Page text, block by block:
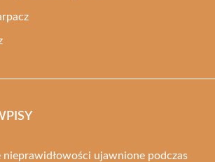
nieprawidłowości ujawnione podczas